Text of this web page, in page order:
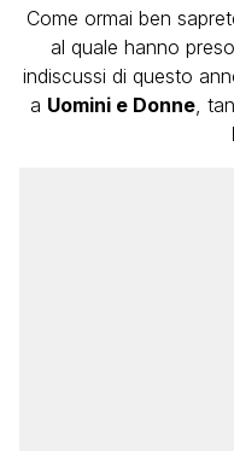
Come ormai ben
al quale hanno
indiscussi di questo
a Uomini e Donne,